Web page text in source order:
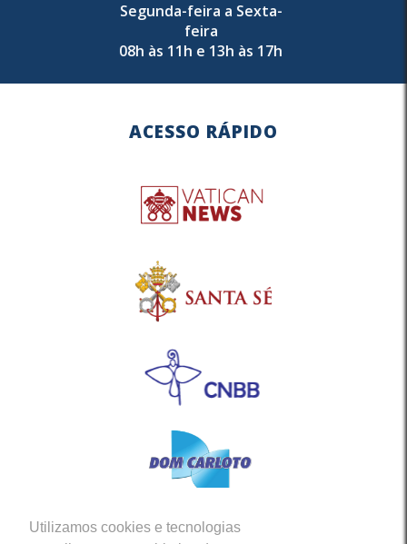
Utilizamos cookies e tecnologias
Segunda-feira a Sexta-
feira
08h às 11h e 13h às 17h
ACESSO RÁPIDO